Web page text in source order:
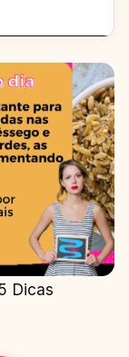
Dicas